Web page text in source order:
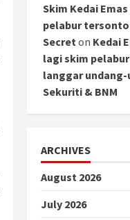
Skim Kedai
pelabur
Secret on Kedai
lagi skim
langgar undang-
Sekuriti & BNM
ARCHIVES
August 2026
July 2026